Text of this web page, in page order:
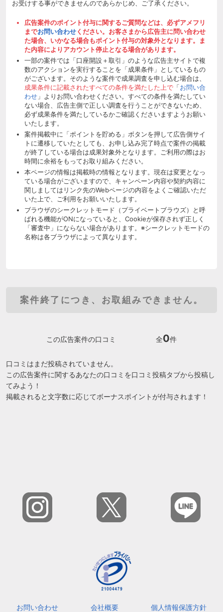
お受けする事ができませんのであらかじめ、ご了承ください。
広告案件のポイント付与に関するご質問などは、必ずアメフリ
までお問い合わせください。お客さまから広告主に問い合わせ
た場合、いかなる場合もポイント付与の対象外となります。ま
た内容によりアカウント停止となる場合があります。
一部の案件では「口座開設＋取引」のような広告主サイトで複
数のアクションを実行することを「成果条件」としているもの
がございます。そのような案件で成果調査を申し込む場合は、
成果条件に記載されたすべての条件を満たした上で「お問い合
わせ」よりお問い合わせください。すべての条件を満たしてい
ない場合、広告主側で正しい調査を行うことができないため、
必ず成果条件を満たしているかご確認くださいますようお願い
いたします。
案件掲載中に「ポイントを貯める」ボタンを押して広告側サイ
トに遷移していたとしても、お申し込み完了時点で案件の掲載
が終了している場合は成果対象外となります。ご利用の際はお
時間に余裕をもってお取り組みください。
本ページの情報は掲載時の情報となります。現在は変更となっ
ている場合がございますので、キャンペーン内容や契約内容に
関しましてはリンク先のWebページの内容をよくご確認いただ
いた上で、ご利用をお願いいたします。
ブラウザのシークレットモード（プライベートブラウズ）と呼
ばれる機能がONになっていると、Cookieが保存されず正しく
「審査中」にならない場合があります。※シークレットモードの
名称は各ブラウザによって異なります。
案件終了につき、お取組みできません。
この広告案件の口コミ 全0件
口コミはまだ投稿されていません。
この広告案件に関するあなたの口コミを口コミ投稿タブから投稿し
てみよう！
掲載されると文字数に応じてボーナスポイントが付与されます！
お問い合わせ 会社概要 個人情報保護方針